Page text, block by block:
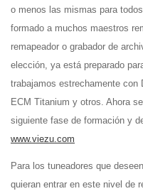
o menos las mismas para
formado a muchos maestros
remapeador o grabador de
elección, ya está preparado
trabajamos estrechamente con
ECM Titanium y otros. Ahora
siguiente fase de formación y
www.viezu.com
Para los tuneadores que
quieran entrar en este nivel de